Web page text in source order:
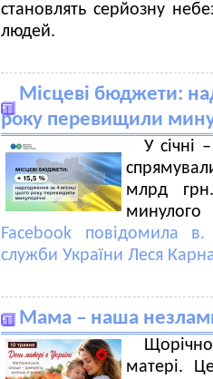
становлять серйозну
людей.
Місцеві бюджети:
року перевищили
У січні
млрд
Facebook повідомила
служби України Леся
Мама – наша
матері.